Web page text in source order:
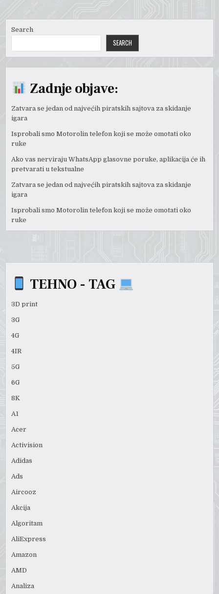
Search
SEARCH
Zadnje objave:
Zatvara se jedan od najvećih piratskih sajtova za skidanje
igara
Isprobali smo Motorolin telefon koji se može omotati oko
ruke
Ako vas nerviraju WhatsApp glasovne poruke, aplikacija će ih
pretvarati u tekstualne
Zatvara se jedan od najvećih piratskih sajtova za skidanje
igara
Isprobali smo Motorolin telefon koji se može omotati oko
ruke
TEHNO - TAG
3D print
3G
4G
4IR
5G
6G
8K
A1
Acer
Activision
Adidas
Ads
Aircooz
Akcija
Algoritam
AliExpress
Amazon
AMD
Analiza